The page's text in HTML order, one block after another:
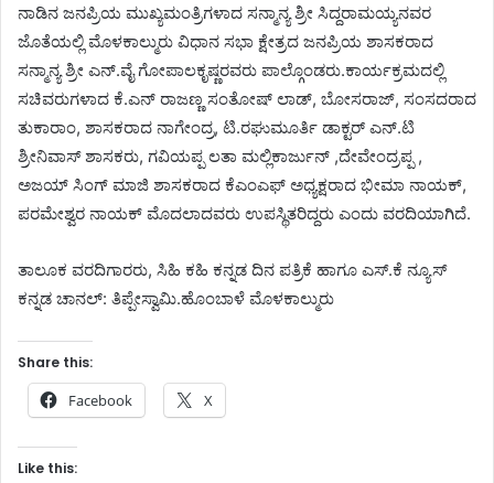
ನಾಡಿನ ಜನಪ್ರಿಯ ಮುಖ್ಯಮಂತ್ರಿಗಳಾದ ಸನ್ಮಾನ್ಯ ಶ್ರೀ ಸಿದ್ದರಾಮಯ್ಯನವರ
ಜೊತೆಯಲ್ಲಿ ಮೊಳಕಾಲ್ಮುರು ವಿಧಾನ ಸಭಾ ಕ್ಷೇತ್ರದ ಜನಪ್ರಿಯ ಶಾಸಕರಾದ
ಸನ್ಮಾನ್ಯ ಶ್ರೀ ಎನ್.ವೈ ಗೋಪಾಲಕೃಷ್ಣರವರು ಪಾಲ್ಗೊಂಡರು.ಕಾರ್ಯಕ್ರಮದಲ್ಲಿ
ಸಚಿವರುಗಳಾದ ಕೆ.ಎನ್ ರಾಜಣ್ಣ ಸಂತೋಷ್ ಲಾಡ್, ಬೋಸರಾಜ್, ಸಂಸದರಾದ
ತುಕಾರಾಂ, ಶಾಸಕರಾದ ನಾಗೇಂದ್ರ, ಟಿ.ರಘುಮೂರ್ತಿ ಡಾಕ್ಟರ್ ಎನ್.ಟಿ
ಶ್ರೀನಿವಾಸ್ ಶಾಸಕರು, ಗವಿಯಪ್ಪ ಲತಾ ಮಲ್ಲಿಕಾರ್ಜುನ್ ,ದೇವೇಂದ್ರಪ್ಪ ,
ಅಜಯ್ ಸಿಂಗ್ ಮಾಜಿ ಶಾಸಕರಾದ ಕೆಎಂಎಫ್ ಅಧ್ಯಕ್ಷರಾದ ಭೀಮಾ ನಾಯಕ್,
ಪರಮೇಶ್ವರ ನಾಯಕ್ ಮೊದಲಾದವರು ಉಪಸ್ಥಿತರಿದ್ದರು ಎಂದು ವರದಿಯಾಗಿದೆ.
ತಾಲೂಕ ವರದಿಗಾರರು, ಸಿಹಿ ಕಹಿ ಕನ್ನಡ ದಿನ ಪತ್ರಿಕೆ ಹಾಗೂ ಎಸ್.ಕೆ ನ್ಯೂಸ್
ಕನ್ನಡ ಚಾನಲ್: ತಿಪ್ಪೇಸ್ವಾಮಿ.ಹೊಂಬಾಳೆ ಮೊಳಕಾಲ್ಮುರು
Share this:
Facebook X
Like this: